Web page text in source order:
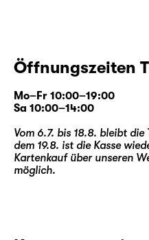
Öffnungszeiten
Mo–Fr 10:00–19:00
Sa 10:00–14:00
Vom 6.7. bis 18.8. bleibt
dem 19.8. ist die Kasse
Kartenkauf über unseren
möglich.